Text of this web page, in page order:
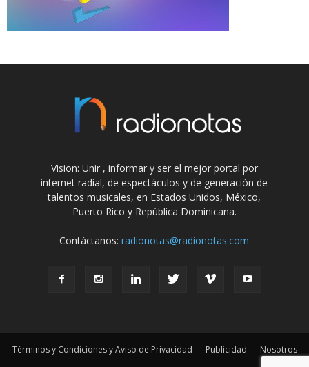
Vision: Unir , informar y ser el mejor portal por
internet radial, de espectáculos y de generación de
talentos musicales, en Estados Unidos, México,
Puerto Rico y República Dominicana.
Contáctanos:radionotas@radionotas.com
Términos y Condiciones y Aviso de Privacidad Publicidad
Nosotros